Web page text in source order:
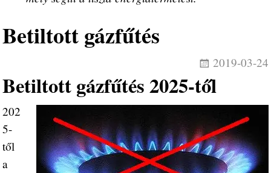
Betiltott gázfűtés
2019-03-24
Betiltott gázfűtés 2025-től
202
5-
től
a